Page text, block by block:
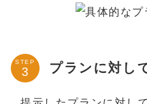
STEP プランに対し